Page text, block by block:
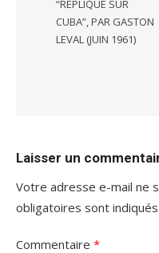
“RÉPLIQUE SUR
CUBA”, PAR GASTON
LEVAL (JUIN 1961)
Laisser un
Votre adresse e-mail ne
obligatoires sont
Commentaire *